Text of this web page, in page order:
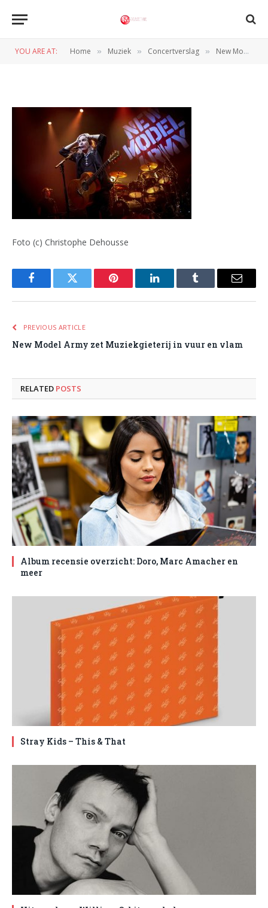
YOU ARE AT: Home » Muziek » Concertverslag » New Model Army zet Muziekgieterij in vuur en vlam
Christophe Dehousse
Foto (c) Christophe Dehousse
FacebookTwitter Pinterest LinkedInTumblr Email
PREVIOUS ARTICLE
New Model Army zet Muziekgieterij in vuur en vlam
RELATED POSTS
Album recensie overzicht: Doro, Marc Amacher en
meer
Stray Kids – This & That